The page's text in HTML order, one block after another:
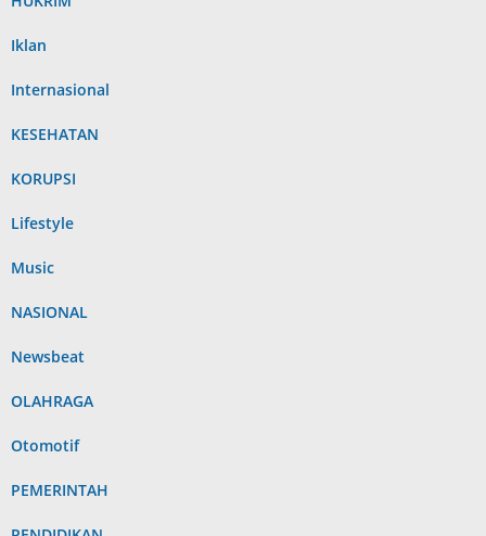
Iklan
Internasional
KESEHATAN
KORUPSI
Lifestyle
Music
NASIONAL
Newsbeat
OLAHRAGA
Otomotif
PEMERINTAH